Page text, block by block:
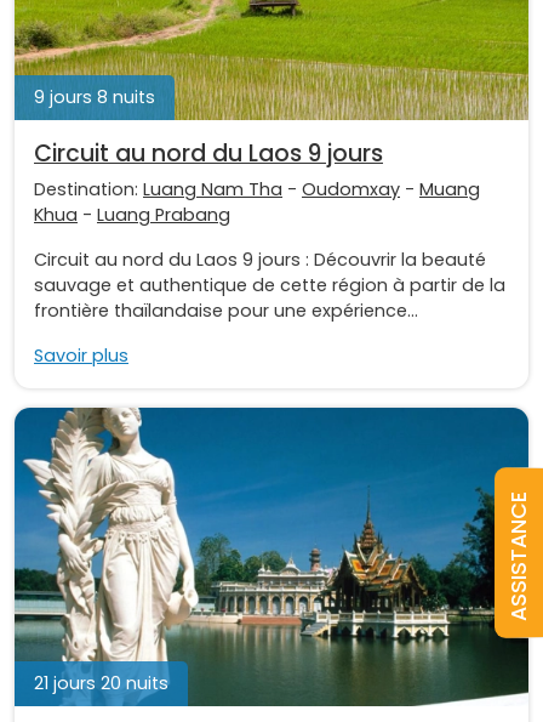
9 jours 8 nuits
Circuit au nord du Laos 9 jours
Destination: Luang Nam Tha - Oudomxay - Muang
Khua - Luang Prabang
Circuit au nord du Laos 9 jours : Découvrir la beauté
sauvage et authentique de cette région à partir de la
frontière thaïlandaise pour une expérience...
Savoir plus
21 jours 20 nuits
ASSISTANCE